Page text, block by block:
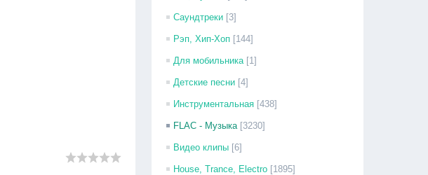
Саундтреки [3]
Рэп, Хип-Хоп [144]
Для мобильника [1]
Детские песни [4]
Инструментальная [438]
FLAC - Музыка [3230]
Видео клипы [6]
House, Trance, Electro [1895]